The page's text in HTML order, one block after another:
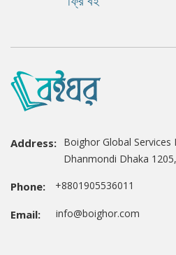
Address: Boighor Global
Dhanmondi Dhaka
Phone: +8801905536011
Email: info@boighor.com